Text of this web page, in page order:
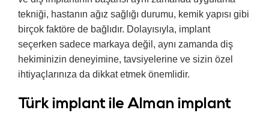
tekniği, hastanın ağız sağlığı durumu, kemik yapısı gibi
birçok faktöre de bağlıdır. Dolayısıyla, implant
seçerken sadece markaya değil, aynı zamanda diş
hekiminizin deneyimine, tavsiyelerine ve sizin özel
ihtiyaçlarınıza da dikkat etmek önemlidir.
Türk implant ile Alman implant